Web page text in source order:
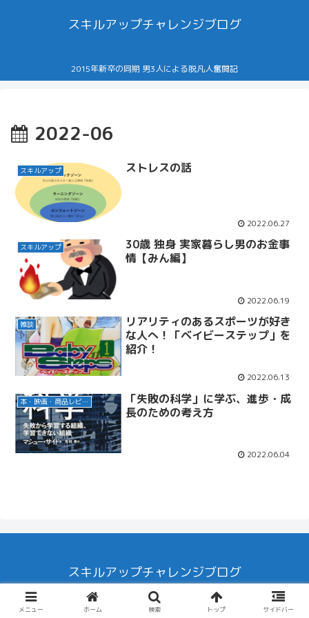
スキルアップチャレンジブログ
2015年新卒の同期 男3人による脱凡人奮闘記
2022-06
スキルアップ ストレスの話
2022.06.27
スキルアップ
30歳 独身 実家暮らし男のお金事
情【みん編】
2022.06.19
雑談
リアリティのあるスポーツが好き
な人へ！「ベイビーステップ」を
紹介！
2022.06.13
本・映画・商品レビュー
「失敗の科学」に学ぶ、進歩・成
長のための考え方
2022.06.04
スキルアップチャレンジブログ
© 2022 スキルアップチャレンジブログ.
メニュー ホーム 検索 トップ サイドバー